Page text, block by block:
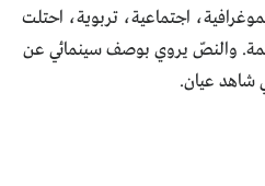
اجتماعية، تربوية، احتلت
والنصّ يروي بوصف سينمائي عن
شاهد عيان.